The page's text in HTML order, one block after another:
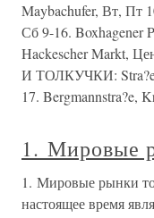
Maybachufer, Вт, Пт
Сб 9-16. Boxhagener
Hackescher Markt,
И ТОЛКУЧКИ: Stra?e
17. Bergmannstra?e,
1. Мировые
1. Мировые рынки
настоящее время